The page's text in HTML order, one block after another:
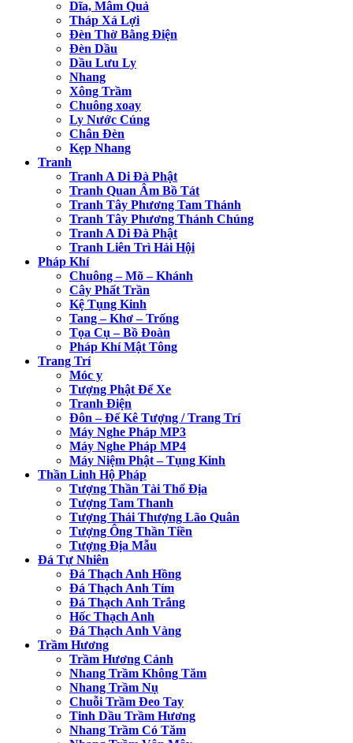
Dĩa, Mâm Quả
Tháp Xá Lợi
Đèn Thờ Bằng Điện
Đèn Dầu
Dầu Lưu Ly
Nhang
Xông Trầm
Chuông xoay
Ly Nước Cúng
Chân Đèn
Kẹp Nhang
Tranh
Tranh A Di Đà Phật
Tranh Quan Âm Bồ Tát
Tranh Tây Phương Tam Thánh
Tranh Tây Phương Thánh Chúng
Tranh A Di Đà Phật
Tranh Liên Trì Hải Hội
Pháp Khí
Chuông – Mõ – Khánh
Cây Phất Trần
Kệ Tụng Kinh
Tang – Khơ – Trống
Tọa Cụ – Bồ Đoàn
Pháp Khí Mật Tông
Trang Trí
Móc y
Tượng Phật Để Xe
Tranh Điện
Đôn – Đế Kê Tượng / Trang Trí
Máy Nghe Pháp MP3
Máy Nghe Pháp MP4
Máy Niệm Phật – Tụng Kinh
Thần Linh Hộ Pháp
Tượng Thần Tài Thổ Địa
Tượng Tam Thanh
Tượng Thái Thượng Lão Quân
Tượng Ông Thần Tiền
Tượng Địa Mẫu
Đá Tự Nhiên
Đá Thạch Anh Hồng
Đá Thạch Anh Tím
Đá Thạch Anh Trắng
Hốc Thạch Anh
Đá Thạch Anh Vàng
Trầm Hương
Trầm Hương Cảnh
Nhang Trầm Không Tăm
Nhang Trầm Nụ
Chuỗi Trầm Đeo Tay
Tinh Dầu Trầm Hương
Nhang Trầm Có Tăm